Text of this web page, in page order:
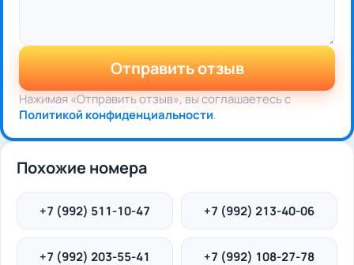
Отправить отзыв
Нажимая «Отправить отзыв», вы соглашаетесь с
Политикой конфиденциальности.
Похожие номера
+7 (992) 511-10-47 +7 (992) 213-40-06
+7 (992) 203-55-41 +7 (992) 108-27-78